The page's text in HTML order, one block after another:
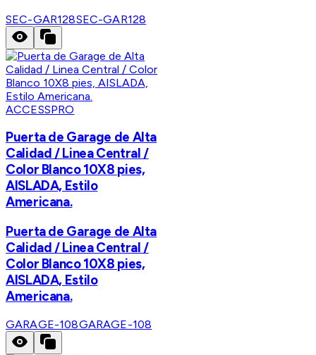
SEC-GAR128SEC-GAR128
ACCESSPRO
Puerta de Garage de Alta
Calidad / Linea Central /
Color Blanco 10X8 pies,
AISLADA, Estilo
Americana.
Puerta de Garage de Alta
Calidad / Linea Central /
Color Blanco 10X8 pies,
AISLADA, Estilo
Americana.
GARAGE-108GARAGE-108